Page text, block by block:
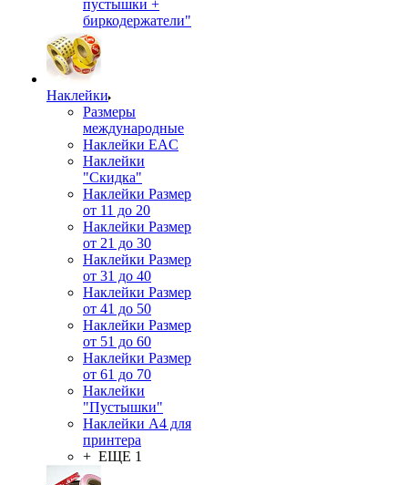
пустышки +
биркодержатели"
Наклейки
Размеры
международные
Наклейки EAC
Наклейки
"Скидка"
Наклейки Размер
от 11 до 20
Наклейки Размер
от 21 до 30
Наклейки Размер
от 31 до 40
Наклейки Размер
от 41 до 50
Наклейки Размер
от 51 до 60
Наклейки Размер
от 61 до 70
Наклейки
"Пустышки"
Наклейки А4 для
принтера
+ ЕЩЕ 1